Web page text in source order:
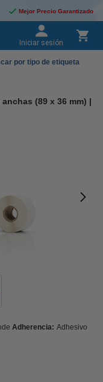
Mejor Precio Garantizado
Iniciar sesión
por tipo de etiqueta
(89 x 36 mm) |
Adherencia: Adhesivo